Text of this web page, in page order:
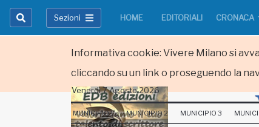
Informativa cookie: Vivere Milano si
cliccando su un link o proseguendo la
Sezioni HOME EDITORIALI CRONACA
Venerdi 7 Agosto 2026
MUNICIPIO 1 MUNICIPIO 2 MUNICIPIO 3